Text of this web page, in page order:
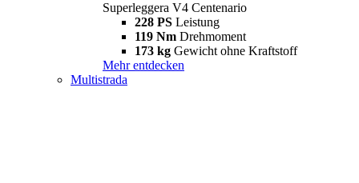
Superleggera V4 Centenario
228 PS Leistung
119 Nm Drehmoment
173 kg Gewicht ohne Kraftstoff
Mehr entdecken
Multistrada